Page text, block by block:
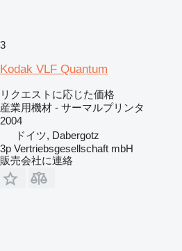
3
Kodak VLF Quantum
リクエストに応じた価格
産業用機材 - サーマルプリンタ
2004
ドイツ, Dabergotz
3p Vertriebsgesellschaft mbH
販売会社に連絡